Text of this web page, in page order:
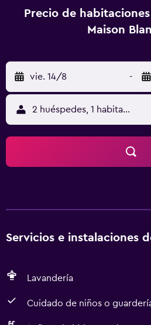
Precio de
Maison
vie. 14/8 -
2 huéspedes, 1 habitación
Servicios e instalaciones
Lavandería
Cuidado de niños o